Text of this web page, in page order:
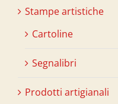
Stampe artistiche
Cartoline
Segnalibri
Prodotti artigianali